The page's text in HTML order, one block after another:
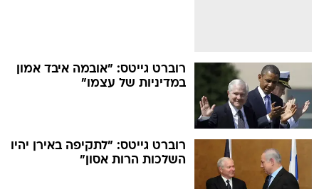
רוברט גייטס: "אובמה איבד אמון
במדיניות של עצמו"
רוברט גייטס: "לתקיפה באירן יהיו
השלכות הרות אסון"